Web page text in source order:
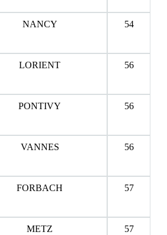
NANCY 54
LORIENT 56
PONTIVY 56
VANNES 56
FORBACH 57
METZ 57